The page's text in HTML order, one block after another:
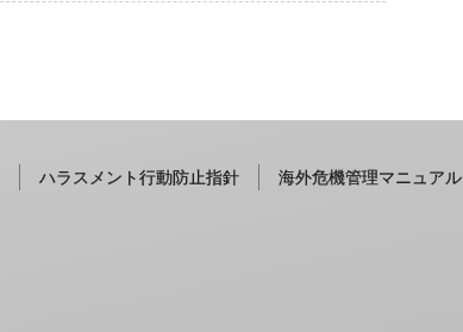
ハラスメント行動防止指針 海外危機管理マニュアル